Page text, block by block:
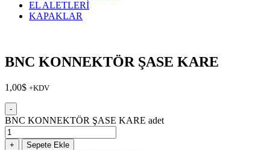
EL ALETLERİ
KAPAKLAR
BNC KONNEKTÖR ŞASE KARE
1,00$ +KDV
-
BNC KONNEKTÖR ŞASE KARE adet
+ Sepete Ekle